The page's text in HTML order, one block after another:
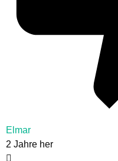
Elmar
2 Jahre her